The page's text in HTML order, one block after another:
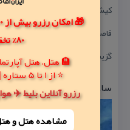
80% تخفیف واقعی
🏨 هتل، هتل
⭐ از 1 تا 5 ستاره | فولبرد | نزدیک حرم
رزرو آنلاین بلیط ✈️
مشاهده هتل و
كیش دارید، هتل‌های مارینا
فاصله‌های كوتاه‌تری به نسبت
گزینه‌های مناسبی به شمار می‌آیند.
ساعت بازدید و هزینه بلیط